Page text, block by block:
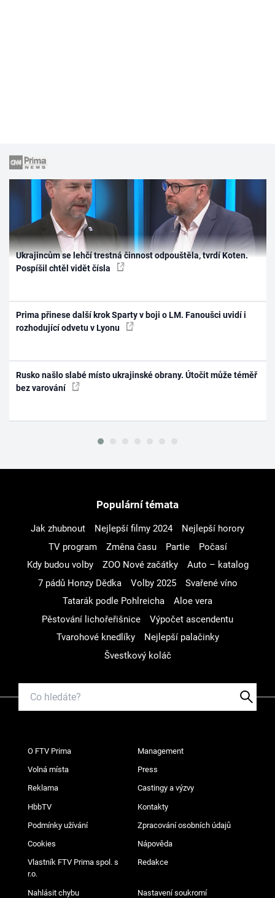
Ukrajincům se lehčí trestná činnost odpouštěla, tvrdí Koten.
Pospíšil chtěl vidět čísla
Prima přinese další krok Sparty v boji o LM. Fanoušci uvidí i
rozhodující odvetu v Lyonu
Rusko našlo slabé místo ukrajinské obrany. Útočit může téměř
bez varování
Populární témata
Jak zhubnout Nejlepší filmy 2024
Nejlepší horory
TV program
Změna času Partie
Počasí
Kdy budou volby
ZOO Nové začátky
Auto – katalog
7 pádů Honzy Dědka
Volby 2025
Svařené víno
Tatarák podle Pohlreicha
Aloe vera
Pěstování lichořeřišnice
Výpočet ascendentu
Tvarohové knedlíky
Nejlepší palačinky
Švestkový koláč
O FTV Prima Management
Volná místa Press
Reklama Castingy a výzvy
HbbTV Kontakty
Podmínky užívání Zpracování osobních údajů
Cookies Nápověda
Vlastník FTV Prima spol. s
r.o.
Redakce
Nahlásit chybu Nastavení soukromí